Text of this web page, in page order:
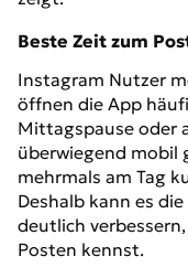
Beste Zeit zum
Instagram Nutzer
öffnen die App
Mittagspause oder
überwiegend mobil
mehrmals am Tag
Deshalb kann es
deutlich
Posten kennst.